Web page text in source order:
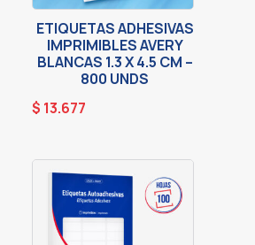
ETIQUETAS ADHESIVAS
IMPRIMIBLES AVERY
BLANCAS 1.3 X 4.5 CM –
800 UNDS
$ 13.677